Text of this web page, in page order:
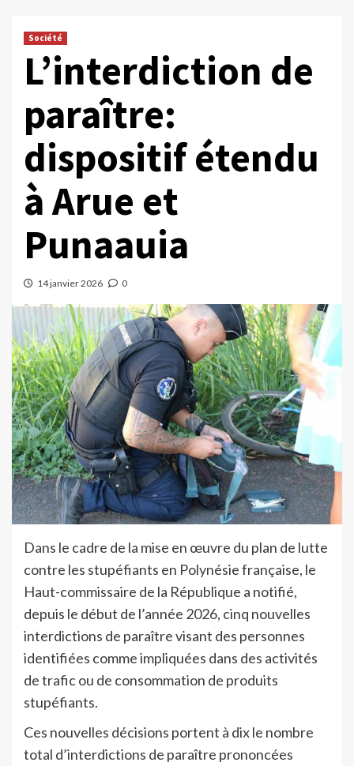
Société
L’interdiction de
paraître:
dispositif étendu
à Arue et
Punaauia
14 janvier 2026 0
Dans le cadre de la mise en œuvre du plan de lutte
contre les stupéfiants en Polynésie française, le
Haut-commissaire de la République a notifié,
depuis le début de l’année 2026, cinq nouvelles
interdictions de paraître visant des personnes
identifiées comme impliquées dans des activités
de trafic ou de consommation de produits
stupéfiants.
Ces nouvelles décisions portent à dix le nombre
total d’interdictions de paraître prononcées